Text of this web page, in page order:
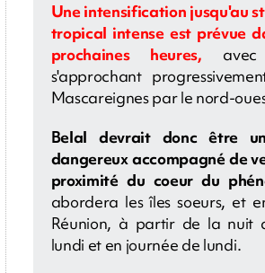
Une intensification jusqu'au
tropical intense est prévue
prochaines heures, avec
s'approchant
Mascareignes par le nord-
Belal devrait donc être
dangereux accompagné de
proximité du coeur du
abordera les îles soeurs, et
Réunion, à partir de la nuit
lundi et en journée de lundi.